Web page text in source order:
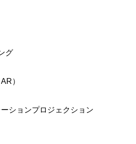
グ
）
ションプロジェクション